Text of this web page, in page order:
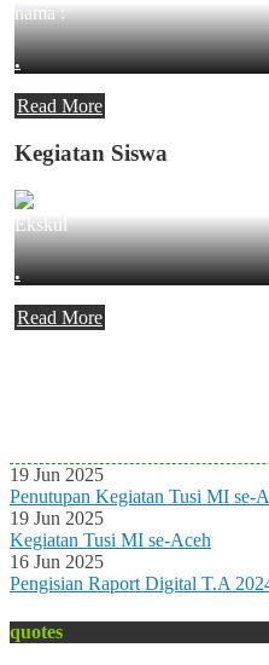
nama :
.
Read More
Kegiatan Siswa
Ekskul
.
Read More
19 Jun 2025
Penutupan Kegiatan Tusi MI se-
19 Jun 2025
Kegiatan Tusi MI se-Aceh
16 Jun 2025
Pengisian Raport Digital T.A
quotes